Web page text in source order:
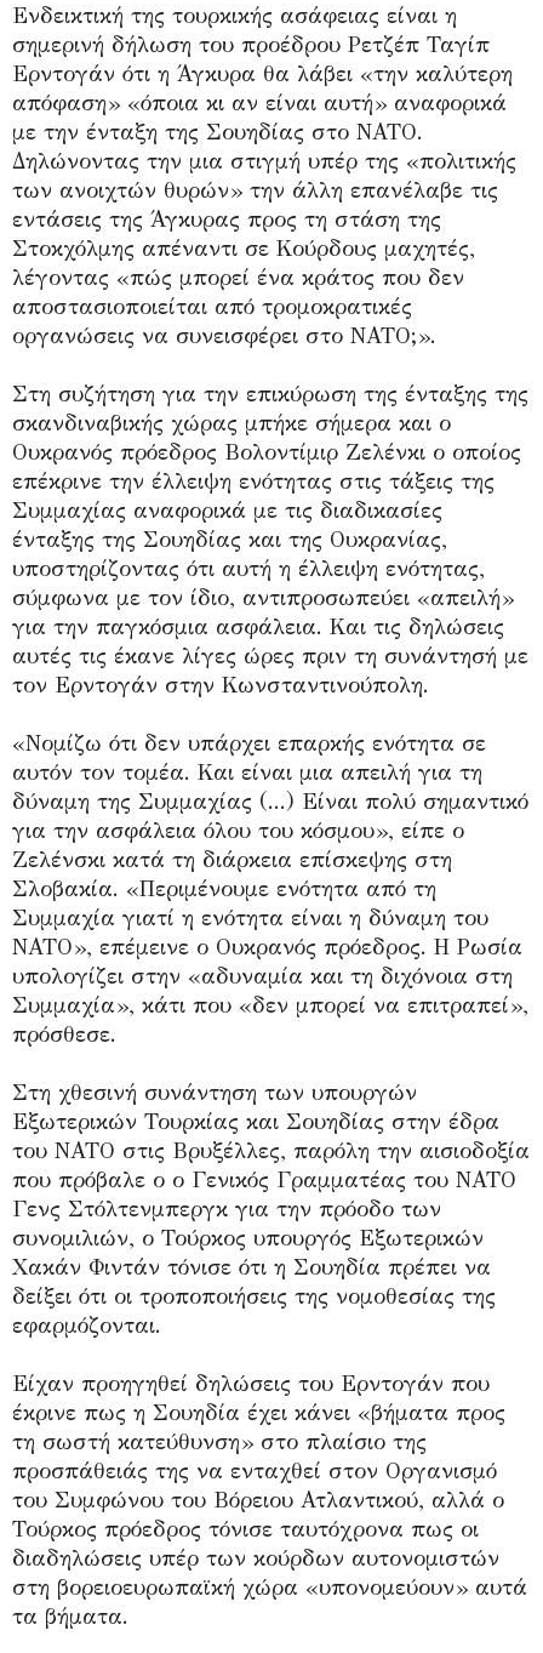
Ενδεικτική της τουρκικής ασάφειας είναι η
σημερινή δήλωση του προέδρου Ρετζέπ Ταγίπ
Ερντογάν ότι η Άγκυρα θα λάβει «την καλύτερη
απόφαση» «όποια κι αν είναι αυτή» αναφορικά
με την ένταξη της Σουηδίας στο ΝΑΤΟ.
Δηλώνοντας την μια στιγμή υπέρ της «πολιτικής
των ανοιχτών θυρών» την άλλη επανέλαβε τις
εντάσεις της Άγκυρας προς τη στάση της
Στοκχόλμης απέναντι σε Κούρδους μαχητές,
λέγοντας «πώς μπορεί ένα κράτος που δεν
αποστασιοποιείται από τρομοκρατικές
οργανώσεις να συνεισφέρει στο ΝΑΤΟ;».
Στη συζήτηση για την επικύρωση της ένταξης της
σκανδιναβικής χώρας μπήκε σήμερα και ο
Ουκρανός πρόεδρος Βολοντίμιρ Ζελένκι ο οποίος
επέκρινε την έλλειψη ενότητας στις τάξεις της
Συμμαχίας αναφορικά με τις διαδικασίες
ένταξης της Σουηδίας και της Ουκρανίας,
υποστηρίζοντας ότι αυτή η έλλειψη ενότητας,
σύμφωνα με τον ίδιο, αντιπροσωπεύει «απειλή»
για την παγκόσμια ασφάλεια. Και τις δηλώσεις
αυτές τις έκανε λίγες ώρες πριν τη συνάντησή με
τον Ερντογάν στην Κωνσταντινούπολη.
«Νομίζω ότι δεν υπάρχει επαρκής ενότητα σε
αυτόν τον τομέα. Και είναι μια απειλή για τη
δύναμη της Συμμαχίας (...) Είναι πολύ σημαντικό
για την ασφάλεια όλου του κόσμου», είπε ο
Ζελένσκι κατά τη διάρκεια επίσκεψης στη
Σλοβακία. «Περιμένουμε ενότητα από τη
Συμμαχία γιατί η ενότητα είναι η δύναμη του
ΝΑΤΟ», επέμεινε ο Ουκρανός πρόεδρος. Η Ρωσία
υπολογίζει στην «αδυναμία και τη διχόνοια στη
Συμμαχία», κάτι που «δεν μπορεί να επιτραπεί»,
πρόσθεσε.
Στη χθεσινή συνάντηση των υπουργών
Εξωτερικών Τουρκίας και Σουηδίας στην έδρα
του ΝΑΤΟ στις Βρυξέλλες, παρόλη την αισιοδοξία
που πρόβαλε ο ο Γενικός Γραμματέας του ΝΑΤΟ
Γενς Στόλτενμπεργκ για την πρόοδο των
συνομιλιών, ο Τούρκος υπουργός Εξωτερικών
Χακάν Φιντάν τόνισε ότι η Σουηδία πρέπει να
δείξει ότι οι τροποποιήσεις της νομοθεσίας της
εφαρμόζονται.
Είχαν προηγηθεί δηλώσεις του Ερντογάν που
έκρινε πως η Σουηδία έχει κάνει «βήματα προς
τη σωστή κατεύθυνση» στο πλαίσιο της
προσπάθειάς της να ενταχθεί στον Οργανισμό
του Συμφώνου του Βόρειου Ατλαντικού, αλλά ο
Τούρκος πρόεδρος τόνισε ταυτόχρονα πως οι
διαδηλώσεις υπέρ των κούρδων αυτονομιστών
στη βορειοευρωπαϊκή χώρα «υπονομεύουν» αυτά
τα βήματα.